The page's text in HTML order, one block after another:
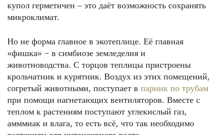
купол герметичен – это даёт возможность сохранять
микроклимат.
Но не форма главное в экотеплице. Её главная
«фишка» − в симбиозе земледелия и
животноводства. С торцов теплицы пристроены
крольчатник и курятник. Воздух из этих помещений,
согретый животными, поступает в парник по трубам
при помощи нагнетающих вентиляторов. Вместе с
теплом к растениям поступают углекислый газ,
амммиак и влага, то есть всё, что так необходимо